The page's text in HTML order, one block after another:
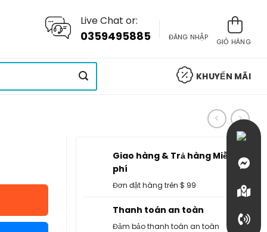
Live Chat or:
0359495885 ĐĂNG NHẬP
GIỎ HÀNG
KHUYẾN MÃI
Giao hàng & Trả hàng Miễn
phí
Đơn đặt hàng trên $ 99
Thanh toán an toàn
Đảm bảo thanh toán an toàn